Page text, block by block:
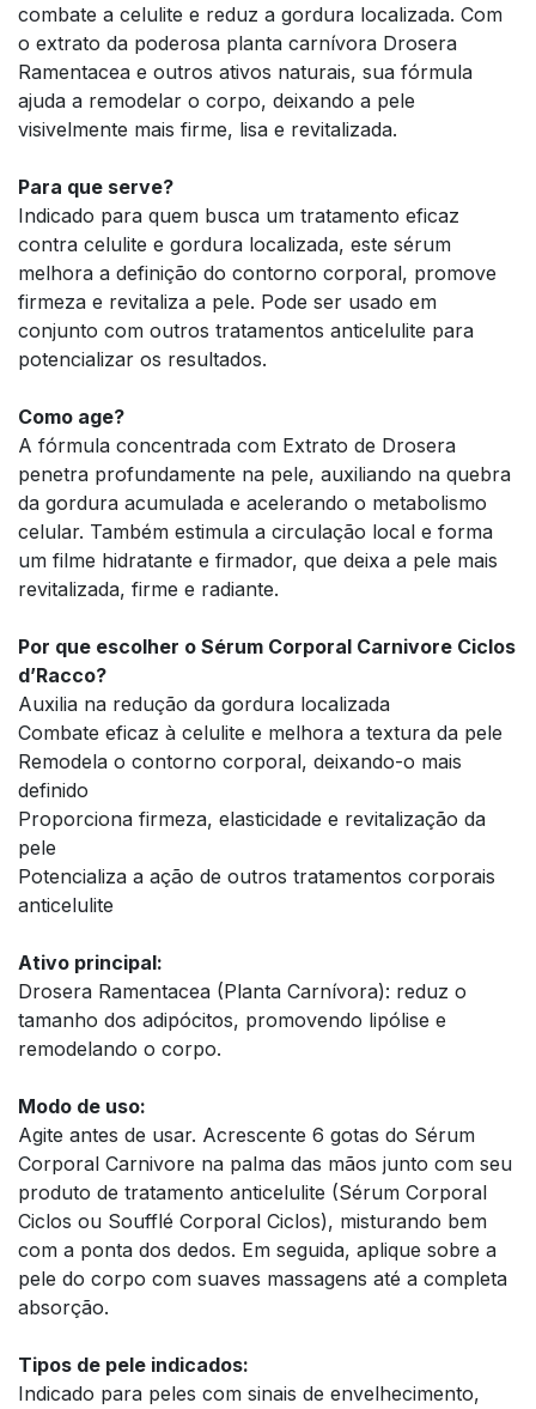
combate a celulite e reduz a gordura localizada. Com
o extrato da poderosa planta carnívora Drosera
Ramentacea e outros ativos naturais, sua fórmula
ajuda a remodelar o corpo, deixando a pele
visivelmente mais firme, lisa e revitalizada.
Para que serve?
Indicado para quem busca um tratamento eficaz
contra celulite e gordura localizada, este sérum
melhora a definição do contorno corporal, promove
firmeza e revitaliza a pele. Pode ser usado em
conjunto com outros tratamentos anticelulite para
potencializar os resultados.
Como age?
A fórmula concentrada com Extrato de Drosera
penetra profundamente na pele, auxiliando na quebra
da gordura acumulada e acelerando o metabolismo
celular. Também estimula a circulação local e forma
um filme hidratante e firmador, que deixa a pele mais
revitalizada, firme e radiante.
Por que escolher o Sérum Corporal Carnivore Ciclos
d’Racco?
Auxilia na redução da gordura localizada
Combate eficaz à celulite e melhora a textura da pele
Remodela o contorno corporal, deixando-o mais
definido
Proporciona firmeza, elasticidade e revitalização da
pele
Potencializa a ação de outros tratamentos corporais
anticelulite
Ativo principal:
Drosera Ramentacea (Planta Carnívora): reduz o
tamanho dos adipócitos, promovendo lipólise e
remodelando o corpo.
Modo de uso:
Agite antes de usar. Acrescente 6 gotas do Sérum
Corporal Carnivore na palma das mãos junto com seu
produto de tratamento anticelulite (Sérum Corporal
Ciclos ou Soufflé Corporal Ciclos), misturando bem
com a ponta dos dedos. Em seguida, aplique sobre a
pele do corpo com suaves massagens até a completa
absorção.
Tipos de pele indicados:
Indicado para peles com sinais de envelhecimento,